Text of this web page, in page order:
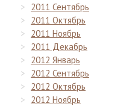
2011 Сентябрь
2011 Октябрь
2011 Ноябрь
2011 Декабрь
2012 Январь
2012 Сентябрь
2012 Октябрь
2012 Ноябрь